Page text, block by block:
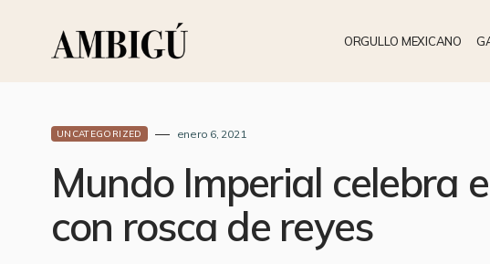
ORGULLO MEXICANO
UNCATEGORIZED enero 6, 2021
Mundo Imperial celebra
con rosca de reyes